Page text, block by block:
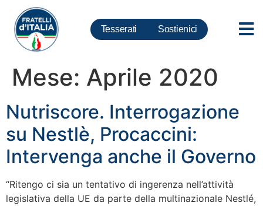
Tesserati Sostienici
Mese: Aprile 2020
Nutriscore. Interrogazione
su Nestlè, Procaccini:
Intervenga anche il Governo
“Ritengo ci sia un tentativo di ingerenza nell’attività
legislativa della UE da parte della multinazionale Nestlé,